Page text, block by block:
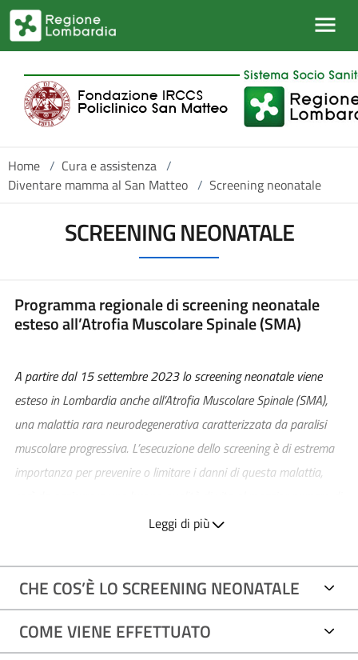
Salta al contenuto principale
Home / Cura e assistenza /
Diventare mamma al San Matteo / Screening neonatale
SCREENING NEONATALE
Programma regionale di screening neonatale
esteso all’Atrofia Muscolare Spinale (SMA)
A partire dal 15 settembre 2023 lo screening neonatale viene
esteso in Lombardia anche all’Atrofia Muscolare Spinale (SMA),
una malattia rara neurodegenerativa caratterizzata da paralisi
muscolare progressiva. L’esecuzione dello screening è di estrema
importanza per prevenire o limitare i danni di questa malattia,
per fenilchetonuria, ipotiroidismo congenito e fibrosi cistica. Negli
anni lo sviluppo delle tecnologie di laboratorio ha semplificato le
analisi di screening, consentendo di ampliare l’indagine ad un
ampio spettro di malattie congenite, fino ad arrivare allo
Leggi di più
CHE COS’È LO SCREENING NEONATALE
COME VIENE EFFETTUATO